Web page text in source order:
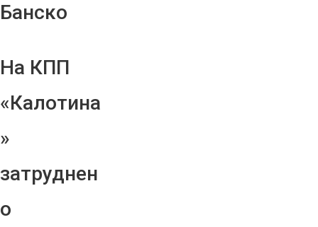
Банско
На КПП
«Калотина
»
затруднен
о